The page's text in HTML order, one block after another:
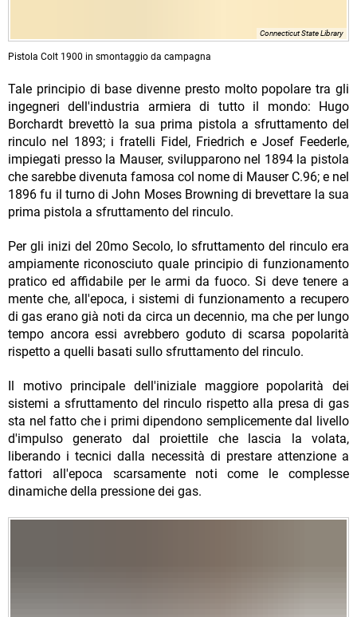
Connecticut State Library
Pistola Colt 1900 in smontaggio da campagna
Tale principio di base divenne presto molto popolare tra gli
ingegneri dell'industria armiera di tutto il mondo: Hugo
Borchardt brevettò la sua prima pistola a sfruttamento del
rinculo nel 1893; i fratelli Fidel, Friedrich e Josef Feederle,
impiegati presso la Mauser, svilupparono nel 1894 la pistola
che sarebbe divenuta famosa col nome di Mauser C.96; e nel
1896 fu il turno di John Moses Browning di brevettare la sua
prima pistola a sfruttamento del rinculo.
Per gli inizi del 20mo Secolo, lo sfruttamento del rinculo era
ampiamente riconosciuto quale principio di funzionamento
pratico ed affidabile per le armi da fuoco. Si deve tenere a
mente che, all'epoca, i sistemi di funzionamento a recupero
di gas erano già noti da circa un decennio, ma che per lungo
tempo ancora essi avrebbero goduto di scarsa popolarità
rispetto a quelli basati sullo sfruttamento del rinculo.
Il motivo principale dell'iniziale maggiore popolarità dei
sistemi a sfruttamento del rinculo rispetto alla presa di gas
sta nel fatto che i primi dipendono semplicemente dal livello
d'impulso generato dal proiettile che lascia la volata,
liberando i tecnici dalla necessità di prestare attenzione a
fattori all'epoca scarsamente noti come le complesse
dinamiche della pressione dei gas.